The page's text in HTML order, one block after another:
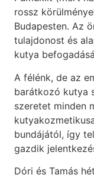
rossz
Budapesten. Az
tulajdonost és
kutya
A félénk, de az
barátkozó kutya
szeretet minden
bundájától, így
gazdik
Dóri és Tamás